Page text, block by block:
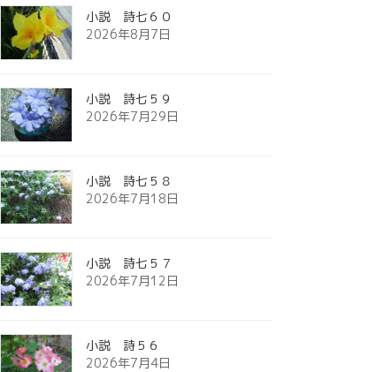
小説 詩七６０
2026年8月7日
小説 詩七５９
2026年7月29日
小説 詩七５８
2026年7月18日
小説 詩七５７
2026年7月12日
小説 詩５６
2026年7月4日